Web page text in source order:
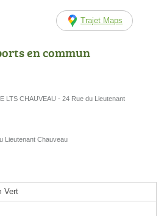
Trajet Maps
en commun
LTS CHAUVEAU - 24 Rue du Lieutenant
Lieutenant Chauveau
Vert